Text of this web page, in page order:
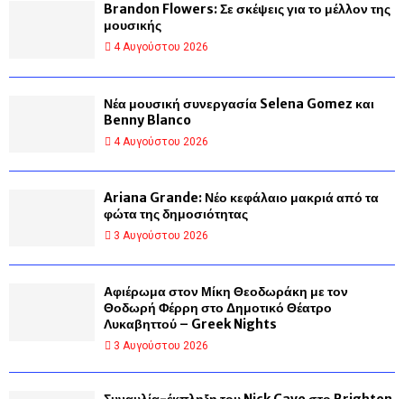
Brandon Flowers: Σε σκέψεις για το μέλλον της
μουσικής
4 Αυγούστου 2026
Νέα μουσική συνεργασία Selena Gomez και
Benny Blanco
4 Αυγούστου 2026
Ariana Grande: Νέο κεφάλαιο μακριά από τα
φώτα της δημοσιότητας
3 Αυγούστου 2026
Αφιέρωμα στον Μίκη Θεοδωράκη με τον
Θοδωρή Φέρρη στο Δημοτικό Θέατρο
Λυκαβηττού – Greek Nights
3 Αυγούστου 2026